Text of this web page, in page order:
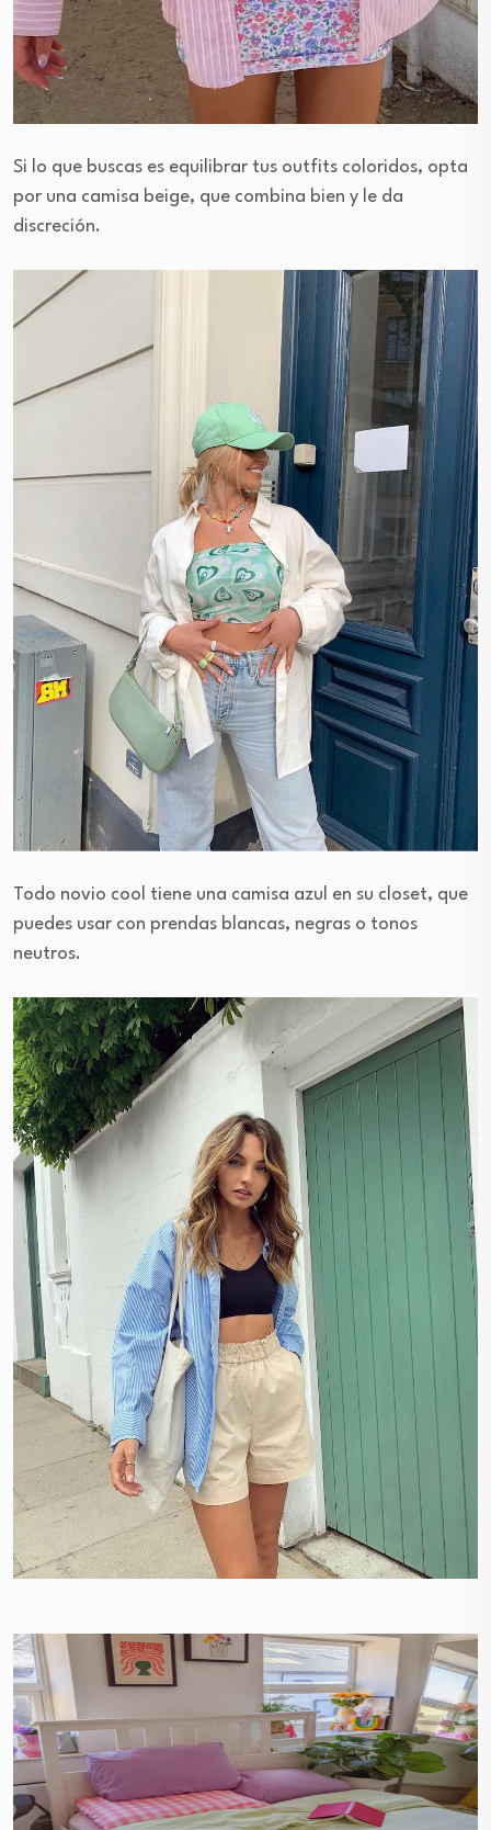
Si lo que buscas es equilibrar tus outfits coloridos, opta
por una camisa beige, que combina bien y le da
discreción.
Todo novio cool tiene una camisa azul en su closet, que
puedes usar con prendas blancas, negras o tonos
neutros.